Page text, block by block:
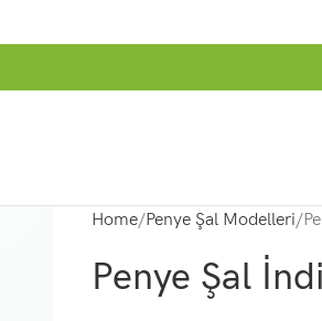
Home Penye Şal Modelleri
Penye Şal